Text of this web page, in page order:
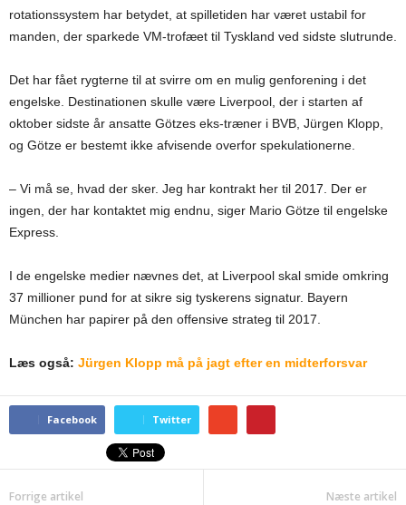
rotationssystem har betydet, at spilletiden har været ustabil for
manden, der sparkede VM-trofæet til Tyskland ved sidste slutrunde.
Det har fået rygterne til at svirre om en mulig genforening i det
engelske. Destinationen skulle være Liverpool, der i starten af
oktober sidste år ansatte Götzes eks-træner i BVB, Jürgen Klopp,
og Götze er bestemt ikke afvisende overfor spekulationerne.
– Vi må se, hvad der sker. Jeg har kontrakt her til 2017. Der er
ingen, der har kontaktet mig endnu, siger Mario Götze til engelske
Express.
I de engelske medier nævnes det, at Liverpool skal smide omkring
37 millioner pund for at sikre sig tyskerens signatur. Bayern
München har papirer på den offensive strateg til 2017.
Læs også: Jürgen Klopp må på jagt efter en midterforsvar
Facebook Twitter
Forrige artikel Næste artikel